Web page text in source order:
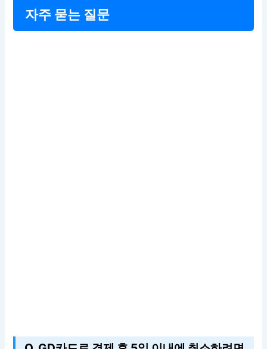
자주 묻는 질문